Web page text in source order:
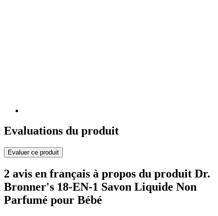
Evaluations du produit
Evaluer ce produit
2 avis en français à propos du produit Dr.
Bronner's 18-EN-1 Savon Liquide Non
Parfumé pour Bébé